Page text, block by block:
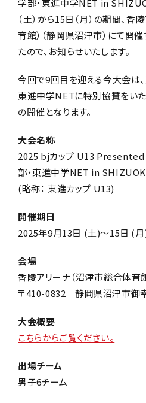
学部・東進中学NET in
（土）から15日（月）の期間、香
育館） （静岡県沼津市）にて開
たので、お知らせいたします。
今回で9回目を迎える今大会は
東進中学NETに特別協賛をい
の開催となります。
大会名称
2025 bjカップ U13 Presented
部・東進中学NET in
(略称： 東進カップ U13)
開催期日
2025年9月13日 (土)～15日 (
会場
香陵アリーナ（沼津市総合体育
〒410-0832 静岡県沼津市御
大会概要
こちらからご覧ください。
出場チーム
男子6チーム